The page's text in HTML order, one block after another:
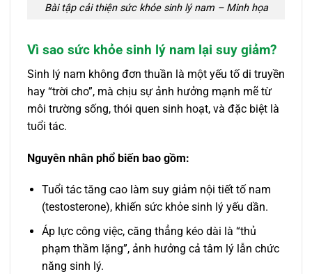
Bài tập cải thiện sức khỏe sinh lý nam – Minh họa
Vì sao sức khỏe sinh lý nam lại suy giảm?
Sinh lý nam không đơn thuần là một yếu tố di truyền
hay “trời cho”, mà chịu sự ảnh hưởng mạnh mẽ từ
môi trường sống, thói quen sinh hoạt, và đặc biệt là
tuổi tác.
Nguyên nhân phổ biến bao gồm:
Tuổi tác tăng cao làm suy giảm nội tiết tố nam
(testosterone), khiến sức khỏe sinh lý yếu dần.
Áp lực công việc, căng thẳng kéo dài là “thủ
phạm thầm lặng”, ảnh hưởng cả tâm lý lẫn chức
năng sinh lý.